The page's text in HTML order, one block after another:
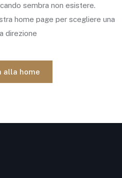
sembra non esistere.
home page per scegliere una
direzione
alla home